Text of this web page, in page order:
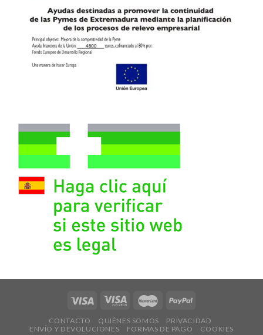
CONTACTO QUIÉNES SOMOS
PRIVACIDAD
ENVÍO Y DEVOLUCIONES
FORMAS DE PAGO
COOKIES